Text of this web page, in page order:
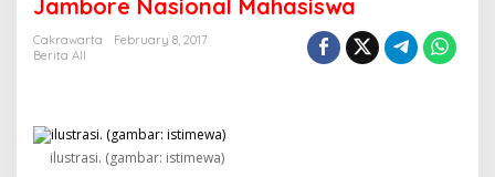
a
h
p
B
Jambore Nasional Mahasiswa
Cakrawarta
February 8, 2017
Berita All
ilustrasi. (gambar: istimewa)